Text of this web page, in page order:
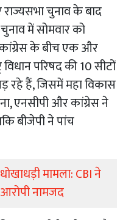
चुनाव के बाद
चुनाव में सोमवार को
कांग्रेस के बीच एक और
परिषद की 10 सीटों
रहे हैं, जिसमें महा विकास
एनसीपी और कांग्रेस ने
बीजेपी ने पांच
मामला: CBI ने
नामजद